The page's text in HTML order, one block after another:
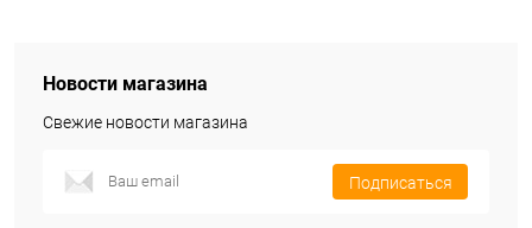
Новости магазина
Свежие новости магазина
Подписаться